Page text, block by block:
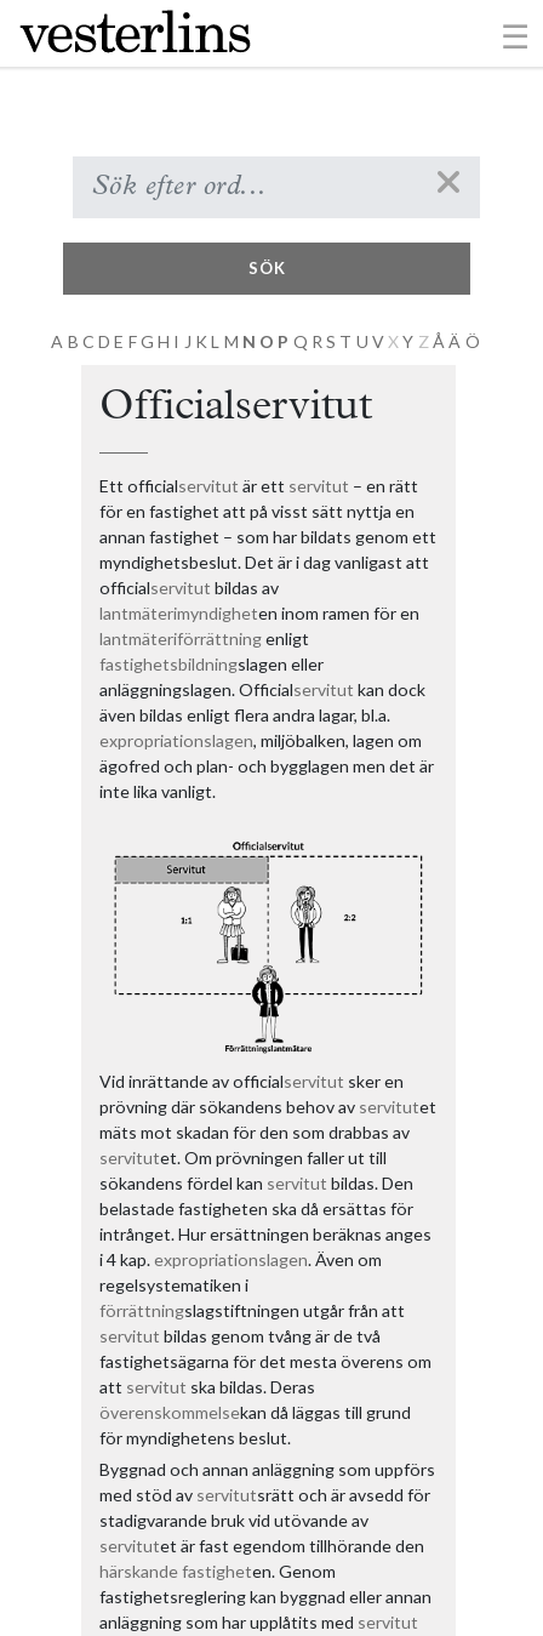
☰
×
SÖK
A B C D E FG H I J K L M N O P Q R S T U VX Y ZÅ Ä Ö
NVDB
Näringsfastighet
OObligationsrätt
Officialrättighet
Officialservitut
Ett officialservitut är ett servitut – en rätt
för en fastighet att på visst sätt nyttja en
annan fastighet – som har bildats genom ett
myndighetsbeslut. Det är i dag vanligast att
officialservitut bildas av
lantmäterimyndigheten inom ramen för en
lantmäteriförrättningenligt
fastighetsbildningslagen eller
anläggningslagen. Officialservitut kan dock
även bildas enligt flera andra lagar, bl.a.
expropriationslagen, miljöbalken, lagen om
ägofred och plan- och bygglagen men det är
inte lika vanligt.
Vid inrättande av officialservitut sker en
prövning där sökandens behov av servitutet
mäts mot skadan för den som drabbas av
servitutet. Om prövningen faller ut till
sökandens fördel kan servitut bildas. Den
belastade fastigheten ska då ersättas för
intrånget. Hur ersättningen beräknas anges
i 4 kap.expropriationslagen. Även om
regelsystematiken i
förrättningslagstiftningen utgår från att
servitut bildas genom tvång är de två
fastighetsägarna för det mesta överens om
att servitut ska bildas. Deras
överenskommelsekan då läggas till grund
för myndighetens beslut.
Byggnad och annan anläggning som uppförs
med stöd av servitutsrätt och är avsedd för
stadigvarande bruk vid utövande av
servitutet är fast egendom tillhörande den
härskande fastigheten. Genom
fastighetsreglering kan byggnad eller annan
anläggning som har upplåtits med servitut